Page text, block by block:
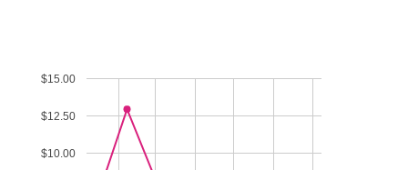
$10.00
$12.50
$15.00